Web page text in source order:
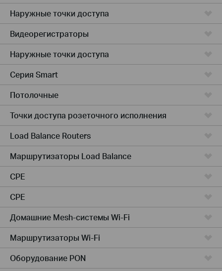
Наружные точки доступа
Видеорегистраторы
Наружные точки доступа
Серия Smart
Потолочные
Точки доступа розеточного исполнения
Load Balance Routers
Маршрутизаторы Load Balance
CPE
CPE
Домашние Mesh-системы Wi-Fi
Маршрутизаторы Wi-Fi
Оборудование PON